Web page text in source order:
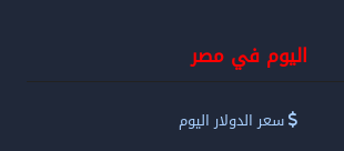
اليوم في مصر
سعر الدولار اليوم